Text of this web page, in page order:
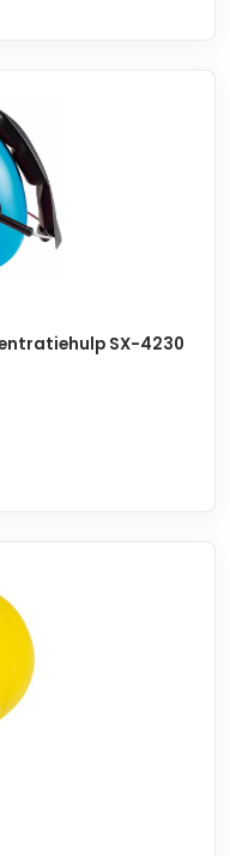
SX-4230